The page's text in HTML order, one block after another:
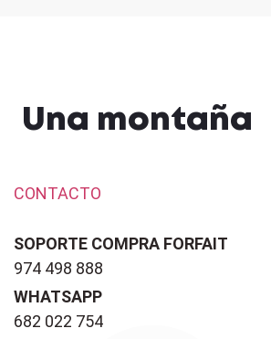
Una montaña
CONTACTO
SOPORTE COMPRA FORFAIT
974 498 888
WHATSAPP
682 022 754